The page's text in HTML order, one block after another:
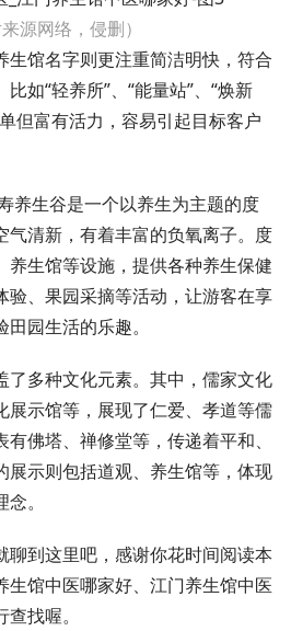
来源网络，侵删）
生馆名字则更注重简洁明快，符合
如“轻养所”、“能量站”、“焕新
但富有活力，容易引起目标客户
养生谷是一个以养生为主题的度
气清新，有着丰富的负氧离子。度
养生馆等设施，提供各种养生保健
验、果园采摘等活动，让游客在享
园生活的乐趣。
了多种文化元素。其中，儒家文化
展示馆等，展现了仁爱、孝道等儒
佛塔、禅修堂等，传递着平和、
展示则包括道观、养生馆等，体现
。
聊到这里吧，感谢你花时间阅读本
生馆中医哪家好、江门养生馆中医
找喔。